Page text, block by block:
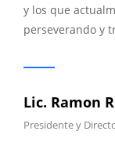
y los que
perseverando y
Lic. Ramon
Presidente y